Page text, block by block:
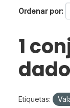
Ordenar por
1
Etiquetas: